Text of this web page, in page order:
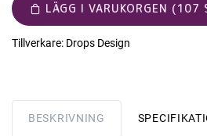
LÄGG I VARUKORGEN (107
Tillverkare: Drops Design
BESKRIVNING